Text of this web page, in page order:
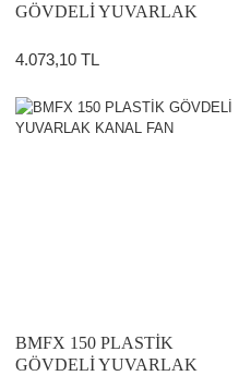
GÖVDELİ YUVARLAK
4.073,10 TL
BMFX 150 PLASTİK
GÖVDELİ YUVARLAK